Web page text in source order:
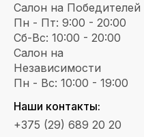
Салон на Победителей
Пн - Пт: 9:00 - 20:00
Сб-Вс: 10:00 - 20:00
Салон на
Независимости
Пн - Вс: 10:00 - 19:00
Наши контакты:
+375 (29) 689 20 20